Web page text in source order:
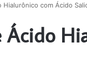
com Ácido
Ácido